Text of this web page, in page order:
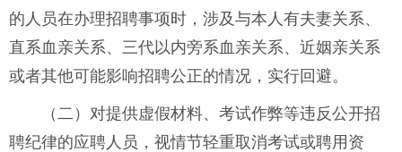
的人员在办理招聘事项时，涉及与本人有夫妻关系、
直系血亲关系、三代以内旁系血亲关系、近姻亲关系
或者其他可能影响招聘公正的情况，实行回避。
（二）对提供虚假材料、考试作弊等违反公开招
聘纪律的应聘人员，视情节轻重取消考试或聘用资